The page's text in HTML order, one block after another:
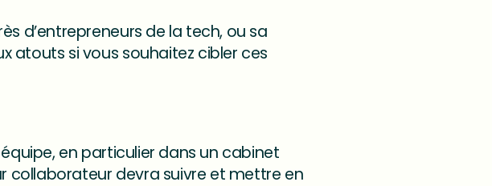
d’entrepreneurs de la tech, ou sa
atouts si vous souhaitez cibler ces
en particulier dans un cabinet
collaborateur devra suivre et mettre en